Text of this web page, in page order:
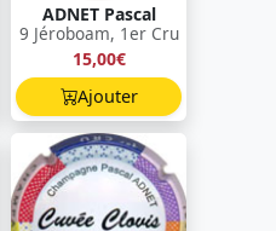
ADNET Pascal
9 Jéroboam, 1er Cru
15,00€
Ajouter